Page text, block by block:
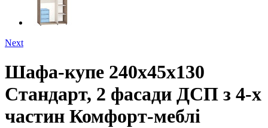
Next
Шафа-купе 240х45х130
Стандарт, 2 фасади ДСП з 4-х
частин Комфорт-меблі